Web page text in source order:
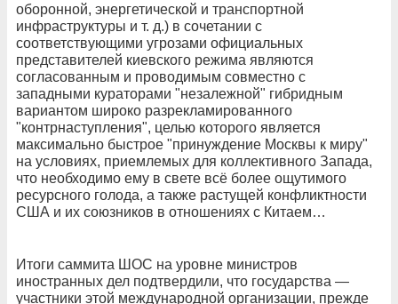
оборонной, энергетической и транспортной
инфраструктуры и т. д.) в сочетании с
соответствующими угрозами официальных
представителей киевского режима являются
согласованным и проводимым совместно с
западными кураторами "незалежной" гибридным
вариантом широко разрекламированного
"контрнаступления", целью которого является
максимально быстрое "принуждение Москвы к миру"
на условиях, приемлемых для коллективного Запада,
что необходимо ему в свете всё более ощутимого
ресурсного голода, а также растущей конфликтности
США и их союзников в отношениях с Китаем…
Итоги саммита ШОС на уровне министров
иностранных дел подтвердили, что государства —
участники этой международной организации, прежде